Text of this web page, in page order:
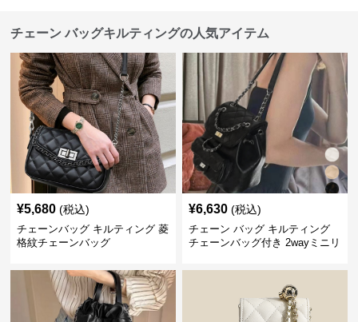
チェーン バッグキルティングの人気アイテム
¥5,680 (税込)
チェーンバッグ キルティング 菱
格紋チェーンバッグ
¥6,630 (税込)
チェーン バッグ キルティング
チェーンバッグ付き 2wayミニリ